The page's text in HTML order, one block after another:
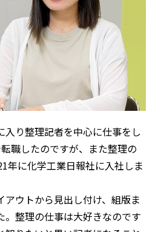
り整理記者を中心に仕事をし
職したのですが、また整理の
年に化学工業日報社に入社しま
ウトから見出し付け、組版ま
。整理の仕事は大好きなのです